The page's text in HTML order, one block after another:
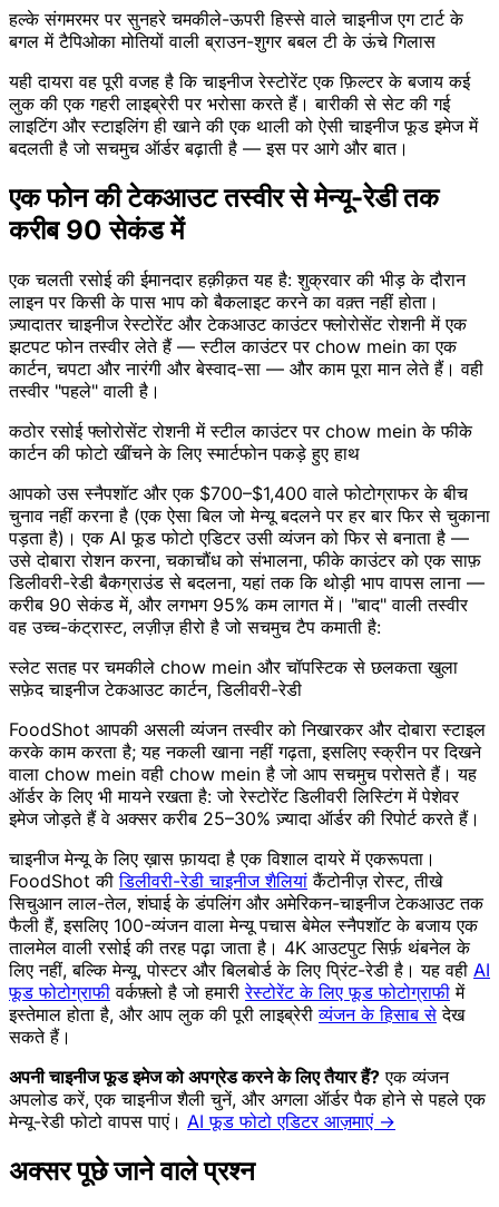
हल्के संगमरमर पर सुनहरे चमकीले-ऊपरी हिस्से वाले चाइनीज एग टार्ट के
बगल में टैपिओका मोतियों वाली ब्राउन-शुगर बबल टी के ऊंचे गिलास
यही दायरा वह पूरी वजह है कि चाइनीज रेस्टोरेंट एक फ़िल्टर के बजाय कई
लुक की एक गहरी लाइब्रेरी पर भरोसा करते हैं। बारीकी से सेट की गई
लाइटिंग और स्टाइलिंग ही खाने की एक थाली को ऐसी चाइनीज फूड इमेज में
बदलती है जो सचमुच ऑर्डर बढ़ाती है — इस पर आगे और बात।
एक फोन की टेकआउट तस्वीर से मेन्यू-रेडी तक
करीब 90 सेकंड में
एक चलती रसोई की ईमानदार हक़ीक़त यह है: शुक्रवार की भीड़ के दौरान
लाइन पर किसी के पास भाप को बैकलाइट करने का वक़्त नहीं होता।
ज़्यादातर चाइनीज रेस्टोरेंट और टेकआउट काउंटर फ्लोरोसेंट रोशनी में एक
झटपट फोन तस्वीर लेते हैं — स्टील काउंटर पर chow mein का एक
कार्टन, चपटा और नारंगी और बेस्वाद-सा — और काम पूरा मान लेते हैं। वही
तस्वीर "पहले" वाली है।
कठोर रसोई फ्लोरोसेंट रोशनी में स्टील काउंटर पर chow mein के फीके
कार्टन की फोटो खींचने के लिए स्मार्टफोन पकड़े हुए हाथ
आपको उस स्नैपशॉट और एक $700–$1,400 वाले फोटोग्राफर के बीच
चुनाव नहीं करना है (एक ऐसा बिल जो मेन्यू बदलने पर हर बार फिर से चुकाना
पड़ता है)। एक AI फूड फोटो एडिटर उसी व्यंजन को फिर से बनाता है —
उसे दोबारा रोशन करना, चकाचौंध को संभालना, फीके काउंटर को एक साफ़
डिलीवरी-रेडी बैकग्राउंड से बदलना, यहां तक कि थोड़ी भाप वापस लाना —
करीब 90 सेकंड में, और लगभग 95% कम लागत में। "बाद" वाली तस्वीर
वह उच्च-कंट्रास्ट, लज़ीज़ हीरो है जो सचमुच टैप कमाती है:
स्लेट सतह पर चमकीले chow mein और चॉपस्टिक से छलकता खुला
सफ़ेद चाइनीज टेकआउट कार्टन, डिलीवरी-रेडी
FoodShot आपकी असली व्यंजन तस्वीर को निखारकर और दोबारा स्टाइल
करके काम करता है; यह नकली खाना नहीं गढ़ता, इसलिए स्क्रीन पर दिखने
वाला chow mein वही chow mein है जो आप सचमुच परोसते हैं। यह
ऑर्डर के लिए भी मायने रखता है: जो रेस्टोरेंट डिलीवरी लिस्टिंग में पेशेवर
इमेज जोड़ते हैं वे अक्सर करीब 25–30% ज़्यादा ऑर्डर की रिपोर्ट करते हैं।
चाइनीज मेन्यू के लिए ख़ास फ़ायदा है एक विशाल दायरे में एकरूपता।
FoodShot कीडिलीवरी-रेडी चाइनीज शैलियां कैंटोनीज़ रोस्ट, तीखे
सिचुआन लाल-तेल, शंघाई के डंपलिंग और अमेरिकन-चाइनीज टेकआउट तक
फैली हैं, इसलिए 100-व्यंजन वाला मेन्यू पचास बेमेल स्नैपशॉट के बजाय एक
तालमेल वाली रसोई की तरह पढ़ा जाता है। 4K आउटपुट सिर्फ़ थंबनेल के
लिए नहीं, बल्कि मेन्यू, पोस्टर और बिलबोर्ड के लिए प्रिंट-रेडी है। यह वही AI
फूड फोटोग्राफी वर्कफ़्लो है जो हमारीरेस्टोरेंट के लिए फूड फोटोग्राफी में
इस्तेमाल होता है, और आप लुक की पूरी लाइब्रेरीव्यंजन के हिसाब से देख
सकते हैं।
अपनी चाइनीज फूड इमेज को अपग्रेड करने के लिए तैयार हैं? एक व्यंजन
अपलोड करें, एक चाइनीज शैली चुनें, और अगला ऑर्डर पैक होने से पहले एक
मेन्यू-रेडी फोटो वापस पाएं। AI फूड फोटो एडिटर आज़माएं →
अक्सर पूछे जाने वाले प्रश्न